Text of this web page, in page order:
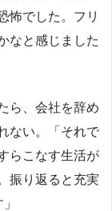
怖でした。フリ
なと感じました
ら、会社を辞め
ない。「それで
らこなす生活が
振り返ると充実